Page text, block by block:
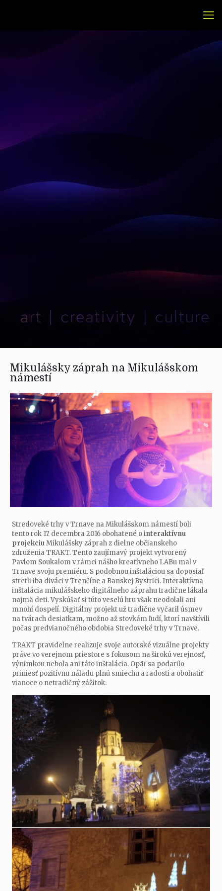
Mikulášsky záprah na Mikulášskom
námestí
Stredoveké trhy v Trnave na Mikulášskom námestí boli
tento rok 17. decembra 2016 obohatené ointeraktívnu
projekciuMikulášsky záprah z dielne občianskeho
združenia TRAKT. Tento zaujímavý projekt vytvorený
Pavlom Soukalom v rámci nášho kreatívneho LABu mal v
Trnave svoju premiéru. S podobnou inštaláciou sa doposiaľ
stretli iba diváci v Trenčíne a Banskej Bystrici. Interaktívna
inštalácia mikulášskeho digitálneho záprahu tradične lákala
najmä deti. Vyskúšať si túto veselú hru však neodolali ani
mnohí dospelí. Digitálny projekt už tradične vyčaril úsmev
na tvárach desiatkam, možno až stovkám ľudí, ktorí navštívili
počas predvianočného obdobia Stredoveké trhy v Trnave.
TRAKT pravidelne realizuje svoje autorské vizuálne projekty
práve vo verejnom priestore s fokusom na širokú verejnosť,
výnimkou nebola ani táto inštalácia. Opäť sa podarilo
priniesť pozitívnu náladu plnú smiechu a radosti a obohatiť
vianoce o netradičný zážitok.